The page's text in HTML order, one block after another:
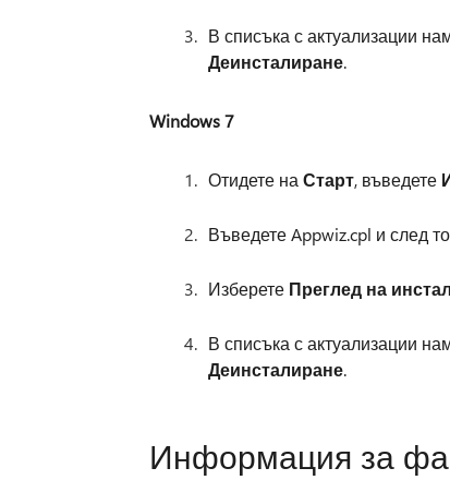
В списъка с актуализации
Деинсталиране.
Windows 7
Отидете наСтарт, въведете
Въведете Appwiz.cpl и след
Изберете Преглед на
В списъка с актуализации
Деинсталиране.
Информация за